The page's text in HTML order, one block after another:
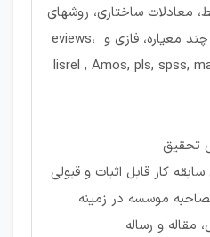
معادلات ساختاری، روشهای
تصمیم گیری چند معیاره، فازی و eviews،
lisrel , Amos, pls, spss,
تحقیق
2 سال سابقه کار قابل اثبات و قبولی
موسسه در زمینه
مقاله و رساله